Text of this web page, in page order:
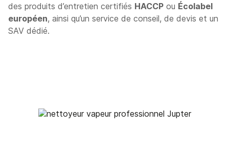
des produits d’entretien certifiés HACCP ou Écolabel
européen, ainsi qu’un service de conseil, de devis et un
SAV dédié.